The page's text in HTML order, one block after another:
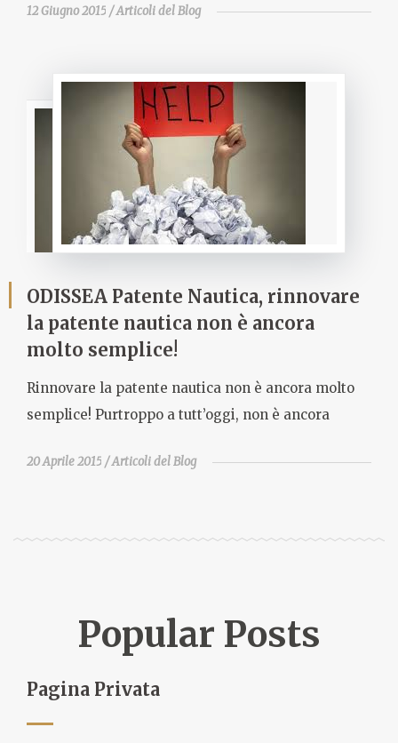
12 Giugno 2015 Articoli del Blog
ODISSEA Patente Nautica, rinnovare
la patente nautica non è ancora
molto semplice!
Rinnovare la patente nautica non è ancora molto
semplice! Purtroppo a tutt’oggi, non è ancora
20 Aprile 2015 Articoli del Blog
Popular Posts
Pagina Privata